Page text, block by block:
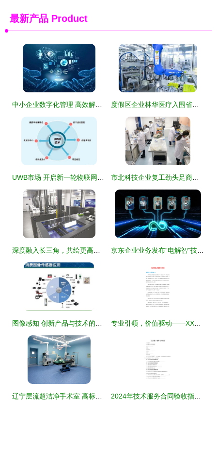
最新产品 Product
中小企业数字化管理 高效解决方案与实操技术咨询指南 度假区企业林华医疗入围省级智能制造工厂名单技术开发创新引领行业新高度
UWB市场 开启新一轮物联网终端技术生态格局 市北科技企业复工劲头足商贸龙头线上拓展新市场
深度融入长三角，共绘更高质量一体化技术服务新蓝图 京东企业业务发布“电解智”技术服务品牌 综合性解决方案赋能技术产品落地
图像感知 创新产品与技术的视觉革命 专业引领，价值驱动——XX技术咨询公司简介
辽宁层流超洁净手术室 高标准技术服务，为精准医疗保驾护航 2024年技术服务合同验收指引与关键事项